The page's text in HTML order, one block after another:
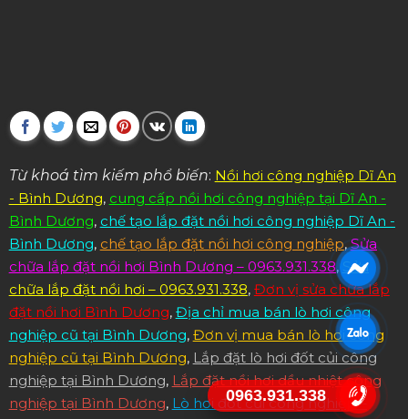
Từ khoá tìm kiếm phổ biến: Nồi hơi công nghiệp Dĩ An
- Bình Dương, cung cấp nồi hơi công nghiệp tại Dĩ An -
Bình Dương, chế tạo lắp đặt nồi hơi công nghiệp Dĩ An -
Bình Dương, chế tạo lắp đặt nồi hơi công nghiệp,Sửa
chữa lắp đặt nồi hơi Bình Dương – 0963.931.338, Sửa
chữa lắp đặt nồi hơi – 0963.931.338, Đơn vị sửa chữa lắp
đặt nồi hơi Bình Dương, Địa chỉ mua bán lò hơi công
nghiệp cũ tại Bình Dương, Đơn vị mua bán lò hơi công
nghiệp cũ tại Bình Dương, Lắp đặt lò hơi đốt củi công
nghiệp tại Bình Dương, Lắp đặt nồi hơi dầu nhiệt công
nghiệp tại Bình Dương, Lò hơi đốt củi công nghiệp –
0963.931.338